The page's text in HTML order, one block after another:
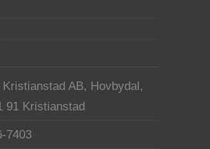
AB, Hovbydal,
91 Kristianstad
7403